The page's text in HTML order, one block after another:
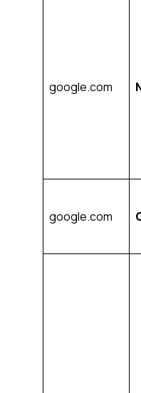
google.com
google.com